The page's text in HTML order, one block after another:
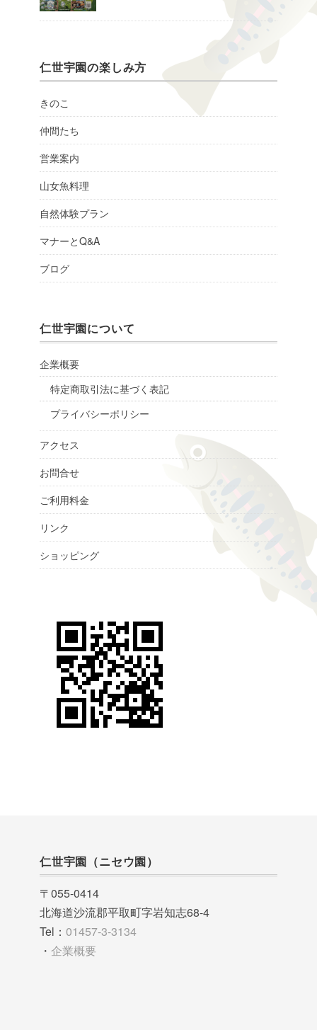
仁世宇園の楽しみ方
きのこ
仲間たち
営業案内
山女魚料理
自然体験プラン
マナーとQ&A
ブログ
仁世宇園について
企業概要
特定商取引法に基づく表記
プライバシーポリシー
アクセス
お問合せ
ご利用料金
リンク
ショッピング
仁世宇園（ニセウ園）
〒055-0414
北海道沙流郡平取町字岩知志68-4
Tel： 01457-3-3134
・ 企業概要